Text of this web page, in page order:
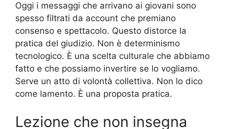
Oggi i messaggi che arrivano ai giovani sono
spesso filtrati da account che premiano
consenso e spettacolo. Questo distorce la
pratica del giudizio. Non è determinismo
tecnologico. È una scelta culturale che abbiamo
fatto e che possiamo invertire se lo vogliamo.
Serve un atto di volontà collettiva. Non lo dico
come lamento. È una proposta pratica.
Lezione che non insegna